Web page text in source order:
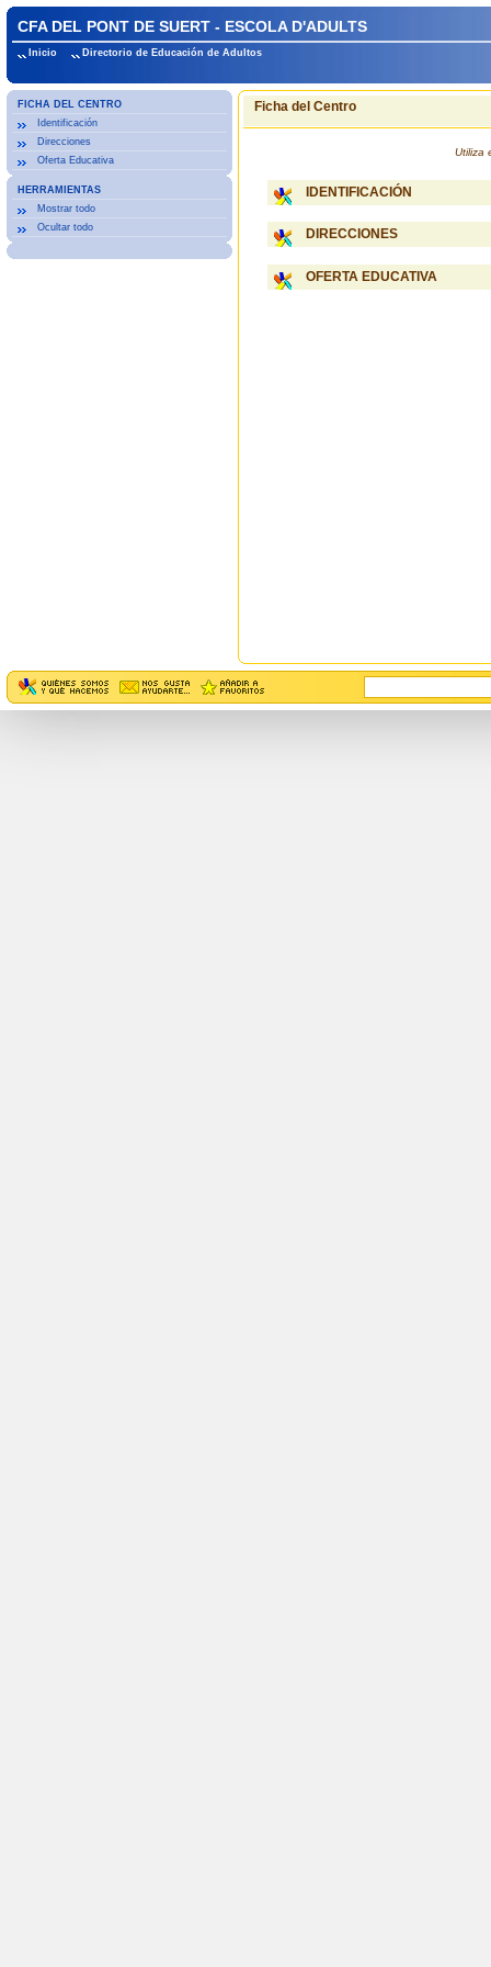
CFA DEL PONT DE SUERT - ESCOLA D'ADULTS
Inicio Directorio de Educación de Adultos
FICHA DEL CENTRO
Identificación
Direcciones
Oferta Educativa
HERRAMIENTAS
Mostrar todo
Ocultar todo
Ficha del Centro
Utiliza
IDENTIFICACIÓN
DIRECCIONES
OFERTA EDUCATIVA